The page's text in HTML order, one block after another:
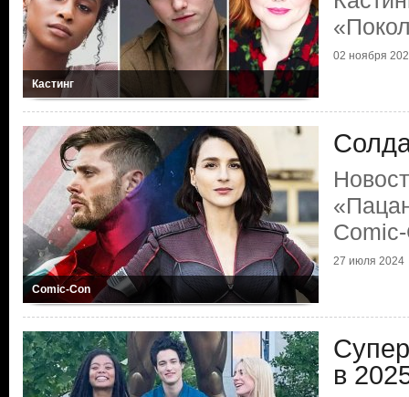
Кастинг
02 ноября
Comic-Con
27 июля 2024
в